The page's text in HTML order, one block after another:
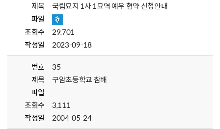
제목
국립묘지 1사 1묘역 예우 협약 신청안내
파일
조회수
29,701
작성일
2023-09-18
번호
35
제목
구암초등학교 참배
파일
조회수
3,111
작성일
2004-05-24